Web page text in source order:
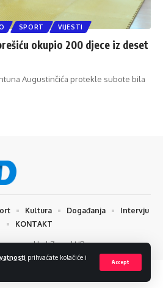
prihvaćate kolačiće i
Accept
SPORT VIJESTI
okupio 200 djece iz deset
Augustinčića protekle subote bila
| Zapad HR
Kultura Događanja
Intervju
KONTAKT